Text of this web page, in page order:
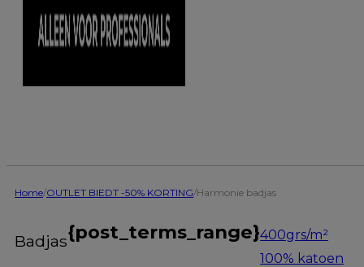
Home/OUTLET BIEDT -50% KORTING/Harmonie badjas
Badjas{post_terms_range}400grs/m²
100% katoen